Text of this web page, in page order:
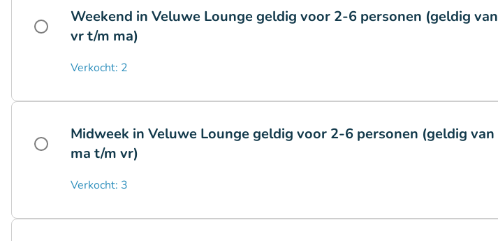
Weekend in Veluwe Lounge geldig voor 2-6 personen (geldig van
vr t/m ma)
Verkocht: 2
Midweek in Veluwe Lounge geldig voor 2-6 personen (geldig van
ma t/m vr)
Verkocht: 3